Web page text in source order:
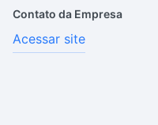
Contato da Empresa
Acessar site